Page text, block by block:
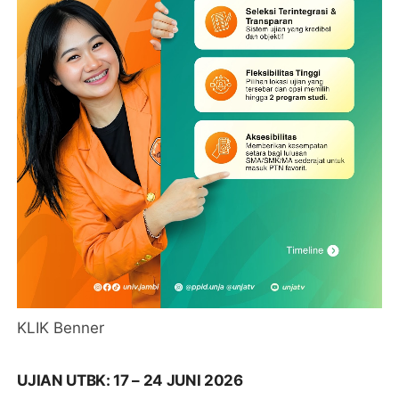
KLIK Benner
UJIAN UTBK: 17 – 24 JUNI 2026